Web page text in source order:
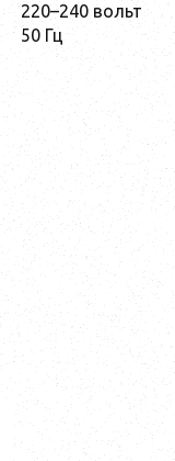
220–240 вольт
50 Гц